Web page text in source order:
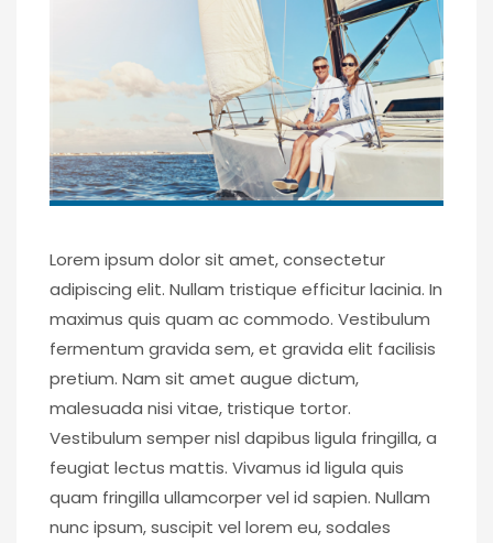
Lorem ipsum dolor sit amet, consectetur
adipiscing elit. Nullam tristique efficitur lacinia. In
maximus quis quam ac commodo. Vestibulum
fermentum gravida sem, et gravida elit facilisis
pretium. Nam sit amet augue dictum,
malesuada nisi vitae, tristique tortor.
Vestibulum semper nisl dapibus ligula fringilla, a
feugiat lectus mattis. Vivamus id ligula quis
quam fringilla ullamcorper vel id sapien. Nullam
nunc ipsum, suscipit vel lorem eu, sodales